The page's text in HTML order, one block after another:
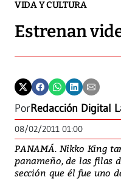
VIDA Y CULTURA
Estrenan
PorRedacción Digital
08/02/2011 01:00
PANAMÁ. Nikko King
panameño, de las filas
sección que él fue uno